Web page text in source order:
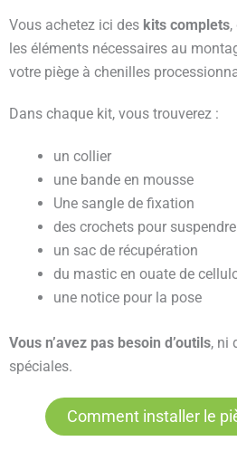
Vous achetez ici des kits complets
les éléments nécessaires au
votre piège à chenilles
Dans chaque kit, vous trouverez :
un collier
une bande en mousse
Une sangle de fixation
des crochets pour
un sac de récupération
du mastic en ouate de
une notice pour la pose
Vous n’avez pas besoin d’outils, ni
spéciales.
Comment installer le